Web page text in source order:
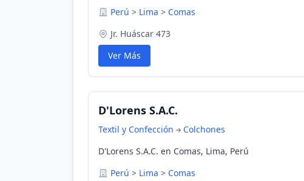
Perú > Lima > Comas
Jr. Huáscar 473
Ver Más
D'Lorens S.A.C.
Textil y Confección
Colchones
D'Lorens S.A.C. en Comas, Lima, Perú
Perú > Lima > Comas